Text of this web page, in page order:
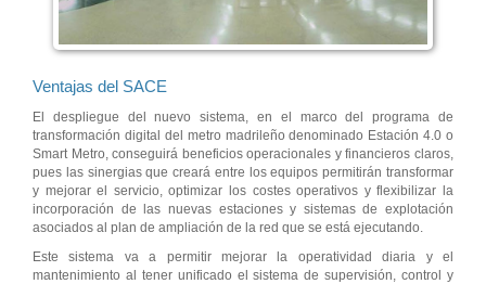
Ventajas del SACE
El despliegue del nuevo sistema, en el marco del programa de
transformación digital del metro madrileño denominado Estación 4.0 o
Smart Metro, conseguirá beneficios operacionales y financieros claros,
pues las sinergias que creará entre los equipos permitirán transformar
y mejorar el servicio, optimizar los costes operativos y flexibilizar la
incorporación de las nuevas estaciones y sistemas de explotación
asociados al plan de ampliación de la red que se está ejecutando.
Este sistema va a permitir mejorar la operatividad diaria y el
mantenimiento al tener unificado el sistema de supervisión, control y